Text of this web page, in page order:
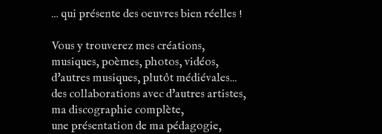
... qui présente des oeuvres bien réelles !
Vous y trouverez mes créations,
musiques, poèmes, photos, vidéos,
d'autres musiques, plutôt médiévales...
des collaborations avec d'autres artistes,
ma discographie complète,
une présentation de ma pédagogie,